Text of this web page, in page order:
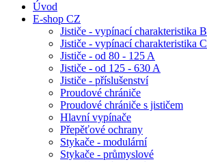
Úvod
E-shop CZ
Jističe - vypínací charakteristika B
Jističe - vypínací charakteristika C
Jističe - od 80 - 125 A
Jističe - od 125 - 630 A
Jističe - příslušenství
Proudové chrániče
Proudové chrániče s jističem
Hlavní vypínače
Přepěťové ochrany
Stykače - modulární
Stykače - průmyslové